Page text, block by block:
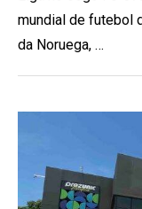
mundial de futebol
da Noruega, …